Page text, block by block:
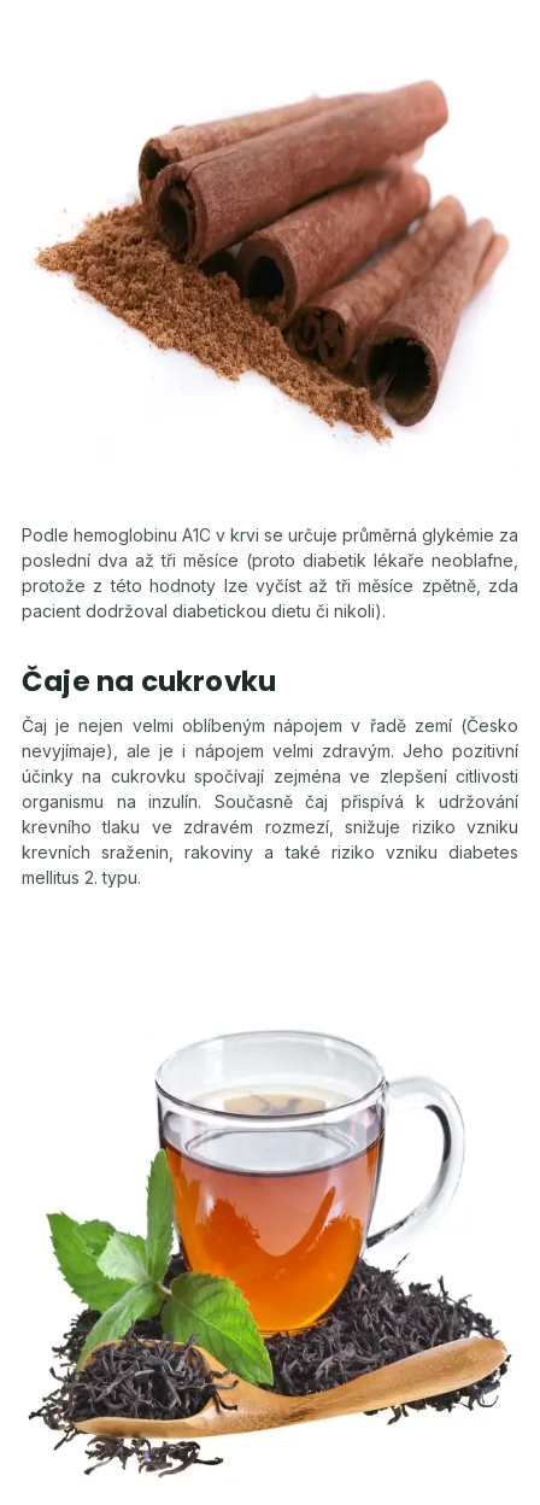
Podle hemoglobinu A1C v krvi se určuje průměrná glykémie za
poslední dva až tři měsíce (proto diabetik lékaře neoblafne,
protože z této hodnoty lze vyčíst až tři měsíce zpětně, zda
pacient dodržoval diabetickou dietu či nikoli).
Čaje na cukrovku
Čaj je nejen velmi oblíbeným nápojem v řadě zemí (Česko
nevyjímaje), ale je i nápojem velmi zdravým. Jeho pozitivní
účinky na cukrovku spočívají zejména ve zlepšení citlivosti
organismu na inzulín. Současně čaj přispívá k udržování
krevního tlaku ve zdravém rozmezí, snižuje riziko vzniku
krevních sraženin, rakoviny a také riziko vzniku diabetes
mellitus 2. typu.